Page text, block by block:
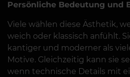
Persönliche Bedeutung und
Viele wählen diese Ästhetik,
weich oder klassisch anfühlt.
kantiger und moderner als
Motive. Gleichzeitig kann sie
wenn technische Details mit